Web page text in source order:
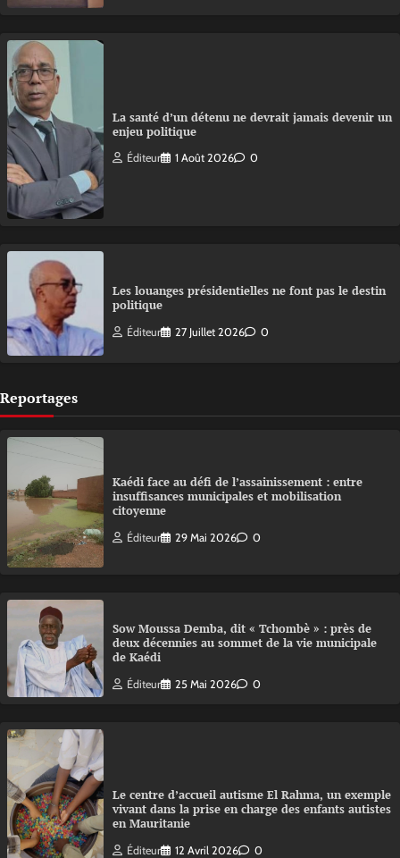
La santé d’un détenu ne devrait jamais devenir un
enjeu politique
Éditeur 1 Août 2026 0
Les louanges présidentielles ne font pas le destin
politique
Éditeur 27 Juillet 2026 0
Reportages
Kaédi face au défi de l’assainissement : entre
insuffisances municipales et mobilisation
citoyenne
Éditeur 29 Mai 2026 0
Sow Moussa Demba, dit « Tchombè » : près de
deux décennies au sommet de la vie municipale
de Kaédi
Éditeur 25 Mai 2026 0
Le centre d’accueil autisme El Rahma, un exemple
vivant dans la prise en charge des enfants autistes
en Mauritanie
Éditeur 12 Avril 2026 0